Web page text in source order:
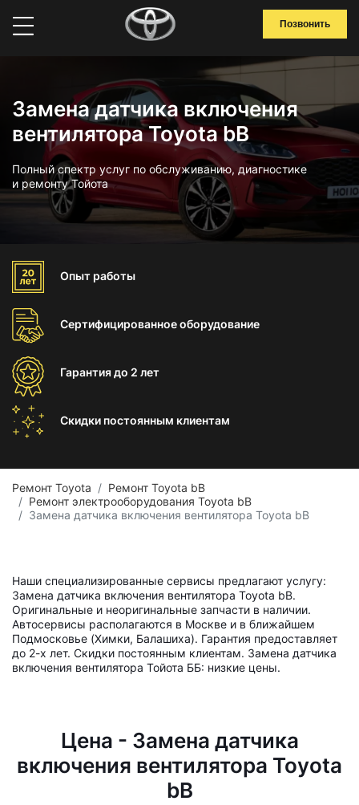
Позвонить
Замена датчика включения
вентилятора Toyota bB
Полный спектр услуг по обслуживанию, диагностике
и ремонту Тойота
Опыт работы
Сертифицированноеоборудование
Гарантиядо 2 лет
Скидки постоянным клиентам
Ремонт Toyota
Ремонт Toyota bB
Ремонт электрооборудования Toyota bB
Замена датчика включения вентилятора Toyota bB
Наши специализированные сервисы предлагают услугу:
Замена датчика включения вентилятора Toyota bB.
Оригинальные и неоригинальные запчасти в наличии.
Автосервисы располагаются в Москве и в ближайшем
Подмосковье (Химки, Балашиха). Гарантия предоставляет
до 2-х лет. Скидки постоянным клиентам. Замена датчика
включения вентилятора Тойота ББ: низкие цены.
Цена - Замена датчика
включения вентилятора Toyota
bB